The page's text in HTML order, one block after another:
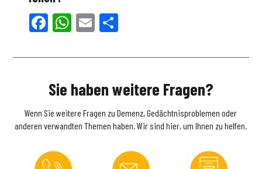
Facebook
WhatsApp
Email
Sie haben weitere Fragen?
Wenn Sie weitere Fragen zu Demenz, Gedächtnisproblemen oder
anderen verwandten Themen haben. Wir sind hier, um Ihnen zu helfen.